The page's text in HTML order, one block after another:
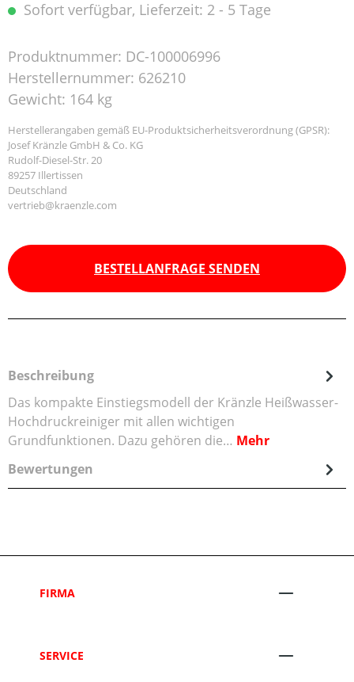
Sofort verfügbar, Lieferzeit: 2 - 5 Tage
Produktnummer: DC-100006996
Herstellernummer: 626210
Gewicht: 164 kg
Herstellerangaben gemäß EU-Produktsicherheitsverordnung (GPSR):
Josef Kränzle GmbH & Co. KG
Rudolf-Diesel-Str. 20
89257 Illertissen
Deutschland
vertrieb@kraenzle.com
BESTELLANFRAGE SENDEN
Beschreibung
Das kompakte Einstiegsmodell der Kränzle Heißwasser-
Hochdruckreiniger mit allen wichtigen
Grundfunktionen. Dazu gehören die… Mehr
Bewertungen
FIRMA
SERVICE